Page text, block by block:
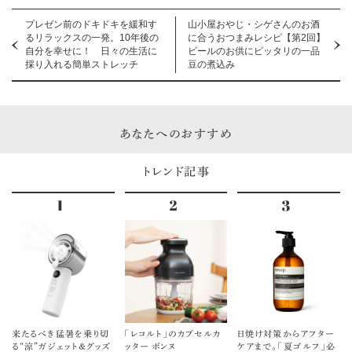
プレゼン前のドキドキを緩和す
るリラックスの一発。10年後の
自分を幸せに！ 日々の生活に
採り入れる簡単ストレッチ
山小屋おやじ・シゲさんのお酒
に合うおつまみレシピ【第2回】
ビールのお供にピッタリの一品
豆の煮込み
あなたへのおすすめ
トレンド記事
来たるべき猛暑を乗り切
る“涼”ガジェット＆グッズ
「レコルト」のカプセルカ
ッター ボンヌ
日焼け対策からアフター
ケアまで。「夏ゴルフ」必